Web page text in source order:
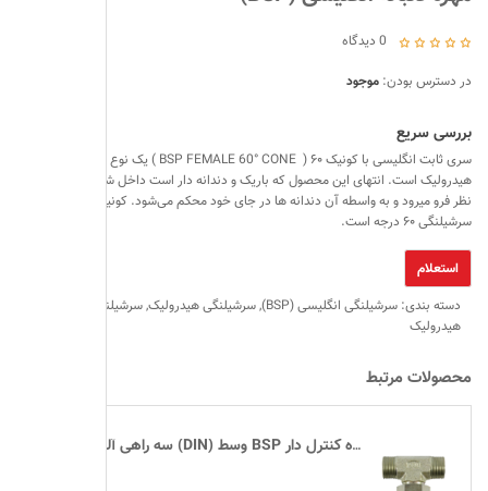
0 دیدگاه
در دسترس بودن: موجود
بررسی سریع
سری ثابت انگلیسی با کونیک ۶۰ ( BSP FEMALE 60° CONE ) یک نوع سرشیلنگی
هیدرولیک است. انتهای این محصول که باریک و دندانه دار است داخل شیلنگ مورد
نظر فرو میرود و به واسطه آن دندانه ها در جای خود محکم می‌شود. کونیک این
سرشیلنگی ۶۰ درجه است.
دسته بندی: سرشیلنگی انگلیسی (BSP) ,سرشیلنگی هیدرولیک,سرشیلنگی و اتصالات
هیدرولیک
محصولات مرتبط
سه راهی آلمانی بوشخور (DIN) وسط BSP مهره کنترل دار